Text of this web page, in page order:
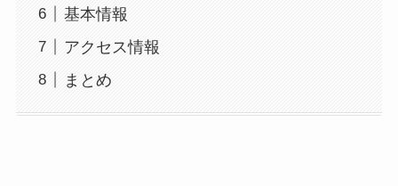
基本情報
アクセス情報
まとめ